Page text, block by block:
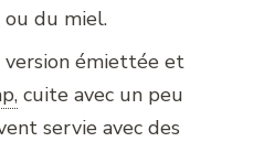
du miel.
version émiettée et
cuite avec un peu
servie avec des